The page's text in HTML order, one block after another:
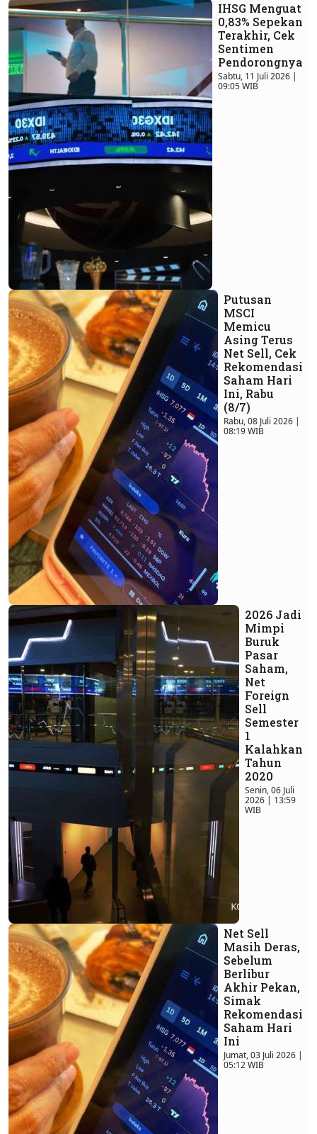
IHSG Menguat
0,83% Sepekan
Terakhir, Cek
Sentimen
Pendorongnya
Sabtu, 11 Juli 2026 |
09:05 WIB
Putusan
MSCI
Memicu
Asing Terus
Net Sell, Cek
Rekomendasi
Saham Hari
Ini, Rabu
(8/7)
Rabu, 08 Juli 2026 |
08:19 WIB
2026 Jadi
Mimpi
Buruk
Pasar
Saham,
Net
Foreign
Sell
Semester
1
Kalahkan
Tahun
2020
Senin, 06 Juli
2026 | 13:59
WIB
Net Sell
Masih Deras,
Sebelum
Berlibur
Akhir Pekan,
Simak
Rekomendasi
Saham Hari
Ini
Jumat, 03 Juli 2026 |
05:12 WIB